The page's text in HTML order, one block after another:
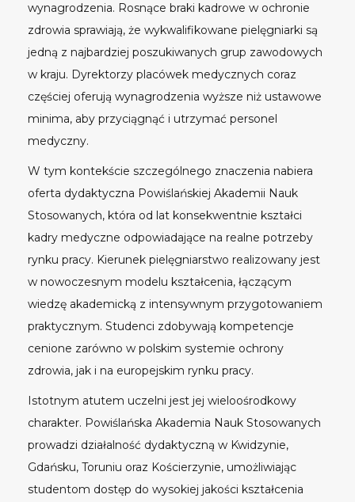
wynagrodzenia. Rosnące braki kadrowe w ochronie
zdrowia sprawiają, że wykwalifikowane pielęgniarki są
jedną z najbardziej poszukiwanych grup zawodowych
w kraju. Dyrektorzy placówek medycznych coraz
częściej oferują wynagrodzenia wyższe niż ustawowe
minima, aby przyciągnąć i utrzymać personel
medyczny.
W tym kontekście szczególnego znaczenia nabiera
oferta dydaktyczna Powiślańskiej Akademii Nauk
Stosowanych, która od lat konsekwentnie kształci
kadry medyczne odpowiadające na realne potrzeby
rynku pracy. Kierunek pielęgniarstwo realizowany jest
w nowoczesnym modelu kształcenia, łączącym
wiedzę akademicką z intensywnym przygotowaniem
praktycznym. Studenci zdobywają kompetencje
cenione zarówno w polskim systemie ochrony
zdrowia, jak i na europejskim rynku pracy.
Istotnym atutem uczelni jest jej wieloośrodkowy
charakter. Powiślańska Akademia Nauk Stosowanych
prowadzi działalność dydaktyczną w Kwidzynie,
Gdańsku, Toruniu oraz Kościerzynie, umożliwiając
studentom dostęp do wysokiej jakości kształcenia